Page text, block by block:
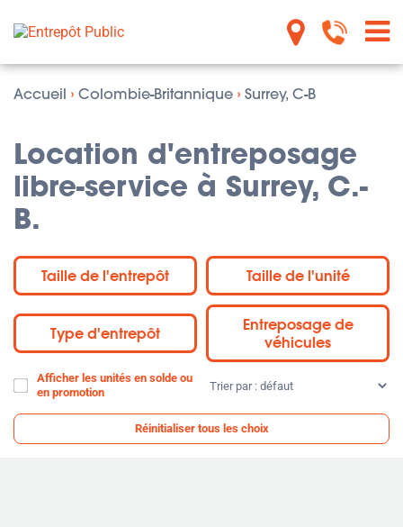
Accueil › Colombie-Britannique › Surrey, C-B
Location d'entreposage
libre-service à Surrey, C.-
B.
Taille de l'entrepôt Taille de l'unité
Type d'entrepôt
Entreposage de
véhicules
Afficher les unités en solde ou
en promotion
Trier
Réinitialiser tous les choix